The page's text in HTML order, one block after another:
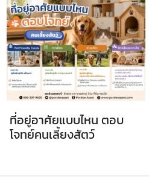
ที่อยู่อาศัยแบบไหน ตอบ
โจทย์คนเลี้ยงสัตว์